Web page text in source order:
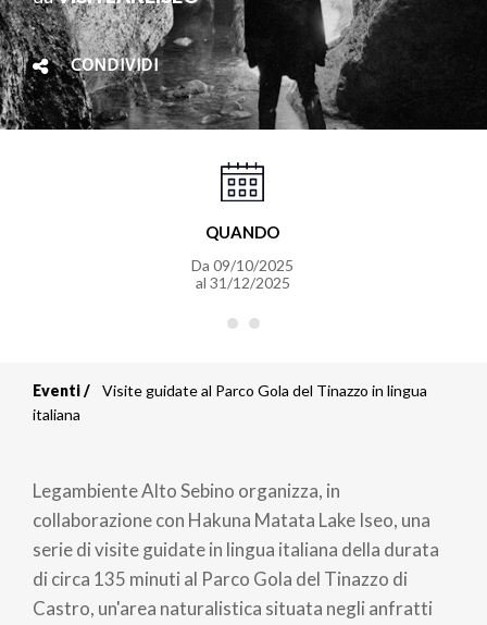
CONDIVIDI
QUANDO
Da09/10/2025
al 31/12/2025
Briciole
pane
Eventi
Visite guidate al Parco Gola del Tinazzo in lingua
italiana
Legambiente Alto Sebino organizza, in
collaborazione con Hakuna Matata Lake Iseo, una
serie di visite guidate in lingua italiana della durata
di circa 135 minuti al Parco Gola del Tinazzo di
Castro, un'area naturalistica situata negli anfratti